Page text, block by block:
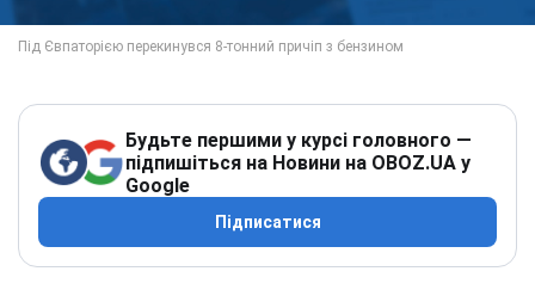
Будьте першими у курсі головного —
підпишіться на Новини на OBOZ.UA у
Google
Підписатися